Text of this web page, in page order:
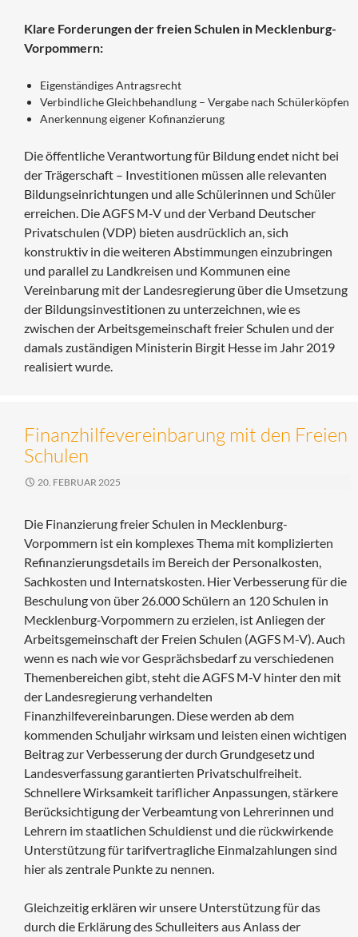
Klare Forderungen der freien Schulen in Mecklenburg-
Vorpommern:
Eigenständiges Antragsrecht
Verbindliche Gleichbehandlung – Vergabe nach Schülerköpfen
Anerkennung eigener Kofinanzierung
Die öffentliche Verantwortung für Bildung endet nicht bei
der Trägerschaft – Investitionen müssen alle relevanten
Bildungseinrichtungen und alle Schülerinnen und Schüler
erreichen. Die AGFS M-V und der Verband Deutscher
Privatschulen (VDP) bieten ausdrücklich an, sich
konstruktiv in die weiteren Abstimmungen einzubringen
und parallel zu Landkreisen und Kommunen eine
Vereinbarung mit der Landesregierung über die Umsetzung
der Bildungsinvestitionen zu unterzeichnen, wie es
zwischen der Arbeitsgemeinschaft freier Schulen und der
damals zuständigen Ministerin Birgit Hesse im Jahr 2019
realisiert wurde.
Finanzhilfevereinbarung mit den Freien
Schulen
20. FEBRUAR 2025
Die Finanzierung freier Schulen in Mecklenburg-
Vorpommern ist ein komplexes Thema mit komplizierten
Refinanzierungsdetails im Bereich der Personalkosten,
Sachkosten und Internatskosten. Hier Verbesserung für die
Beschulung von über 26.000 Schülern an 120 Schulen in
Mecklenburg-Vorpommern zu erzielen, ist Anliegen der
Arbeitsgemeinschaft der Freien Schulen (AGFS M-V). Auch
wenn es nach wie vor Gesprächsbedarf zu verschiedenen
Themenbereichen gibt, steht die AGFS M-V hinter den mit
der Landesregierung verhandelten
Finanzhilfevereinbarungen. Diese werden ab dem
kommenden Schuljahr wirksam und leisten einen wichtigen
Beitrag zur Verbesserung der durch Grundgesetz und
Landesverfassung garantierten Privatschulfreiheit.
Schnellere Wirksamkeit tariflicher Anpassungen, stärkere
Berücksichtigung der Verbeamtung von Lehrerinnen und
Lehrern im staatlichen Schuldienst und die rückwirkende
Unterstützung für tarifvertragliche Einmalzahlungen sind
hier als zentrale Punkte zu nennen.
Gleichzeitig erklären wir unsere Unterstützung für das
durch die Erklärung des Schulleiters aus Anlass der